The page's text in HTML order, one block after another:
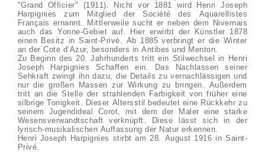
"Grand Officier" (1911). Nicht vor 1881 wird Henri Joseph
Harpignies zum Mitglied der Société des Aquarellistes
Français ernannt. Mittlerweile sucht er neben dem Nivernais
auch das Yonne-Gebiet auf. Hier erwirbt der Künstler 1878
einen Besitz in Saint-Privé. Ab 1885 verbringt er die Winter
an der Cote d’Azur, besonders in Antibes und Menton.
Zu Beginn des 20. Jahrhunderts tritt ein Stilwechsel in Henri
Joseph Harpignies Schaffen ein. Das Nachlassen seiner
Sehkraft zwingt ihn dazu, die Details zu vernachlässigen und
nur die großen Massen zur Wirkung zu bringen. Außerdem
tritt an die Stelle der strahlenden Farbigkeit von früher eine
silbrige Tonigkeit. Dieser Altersstil bedeutet eine Rückkehr zu
seinem Jugendideal Corot, mit dem der Maler eine starke
Wesensverwandtschaft verknüpft. Diese lässt sich in der
lyrisch-musikalischen Auffassung der Natur erkennen.
Henri Joseph Harpignies stirbt am 28. August 1916 in Saint-
Privé.